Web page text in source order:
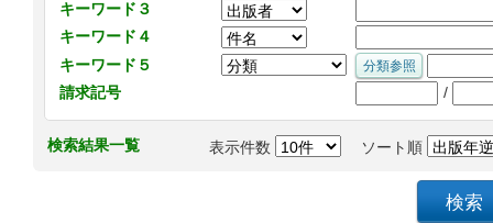
キーワード３
キーワード４
キーワード５
請求記号
/
検索結果一覧 表示件数 ソート順